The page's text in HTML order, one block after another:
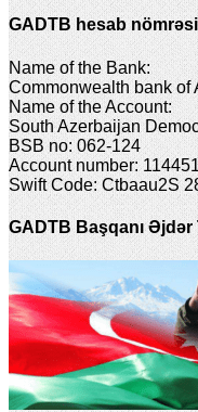
GADTB hesab
Name of the Bank:
Commonwealth bank of
Name of the Account:
South Azerbaijan
BSB no: 062-124
Account number:
Swift Code: Ctbaau2S
GADTB Başqanı Əjdər